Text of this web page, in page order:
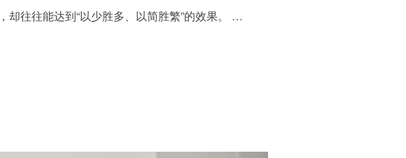
往往能达到“以少胜多、以简胜繁”的效果。 …
原木装修风格，真是温馨而不失格调！”